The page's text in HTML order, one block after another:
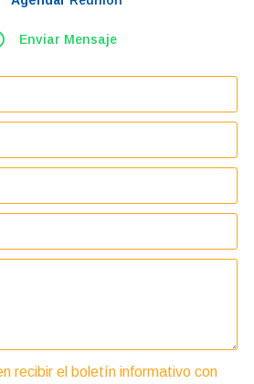
Enviar Mensaje
recibir el boletín informativo con